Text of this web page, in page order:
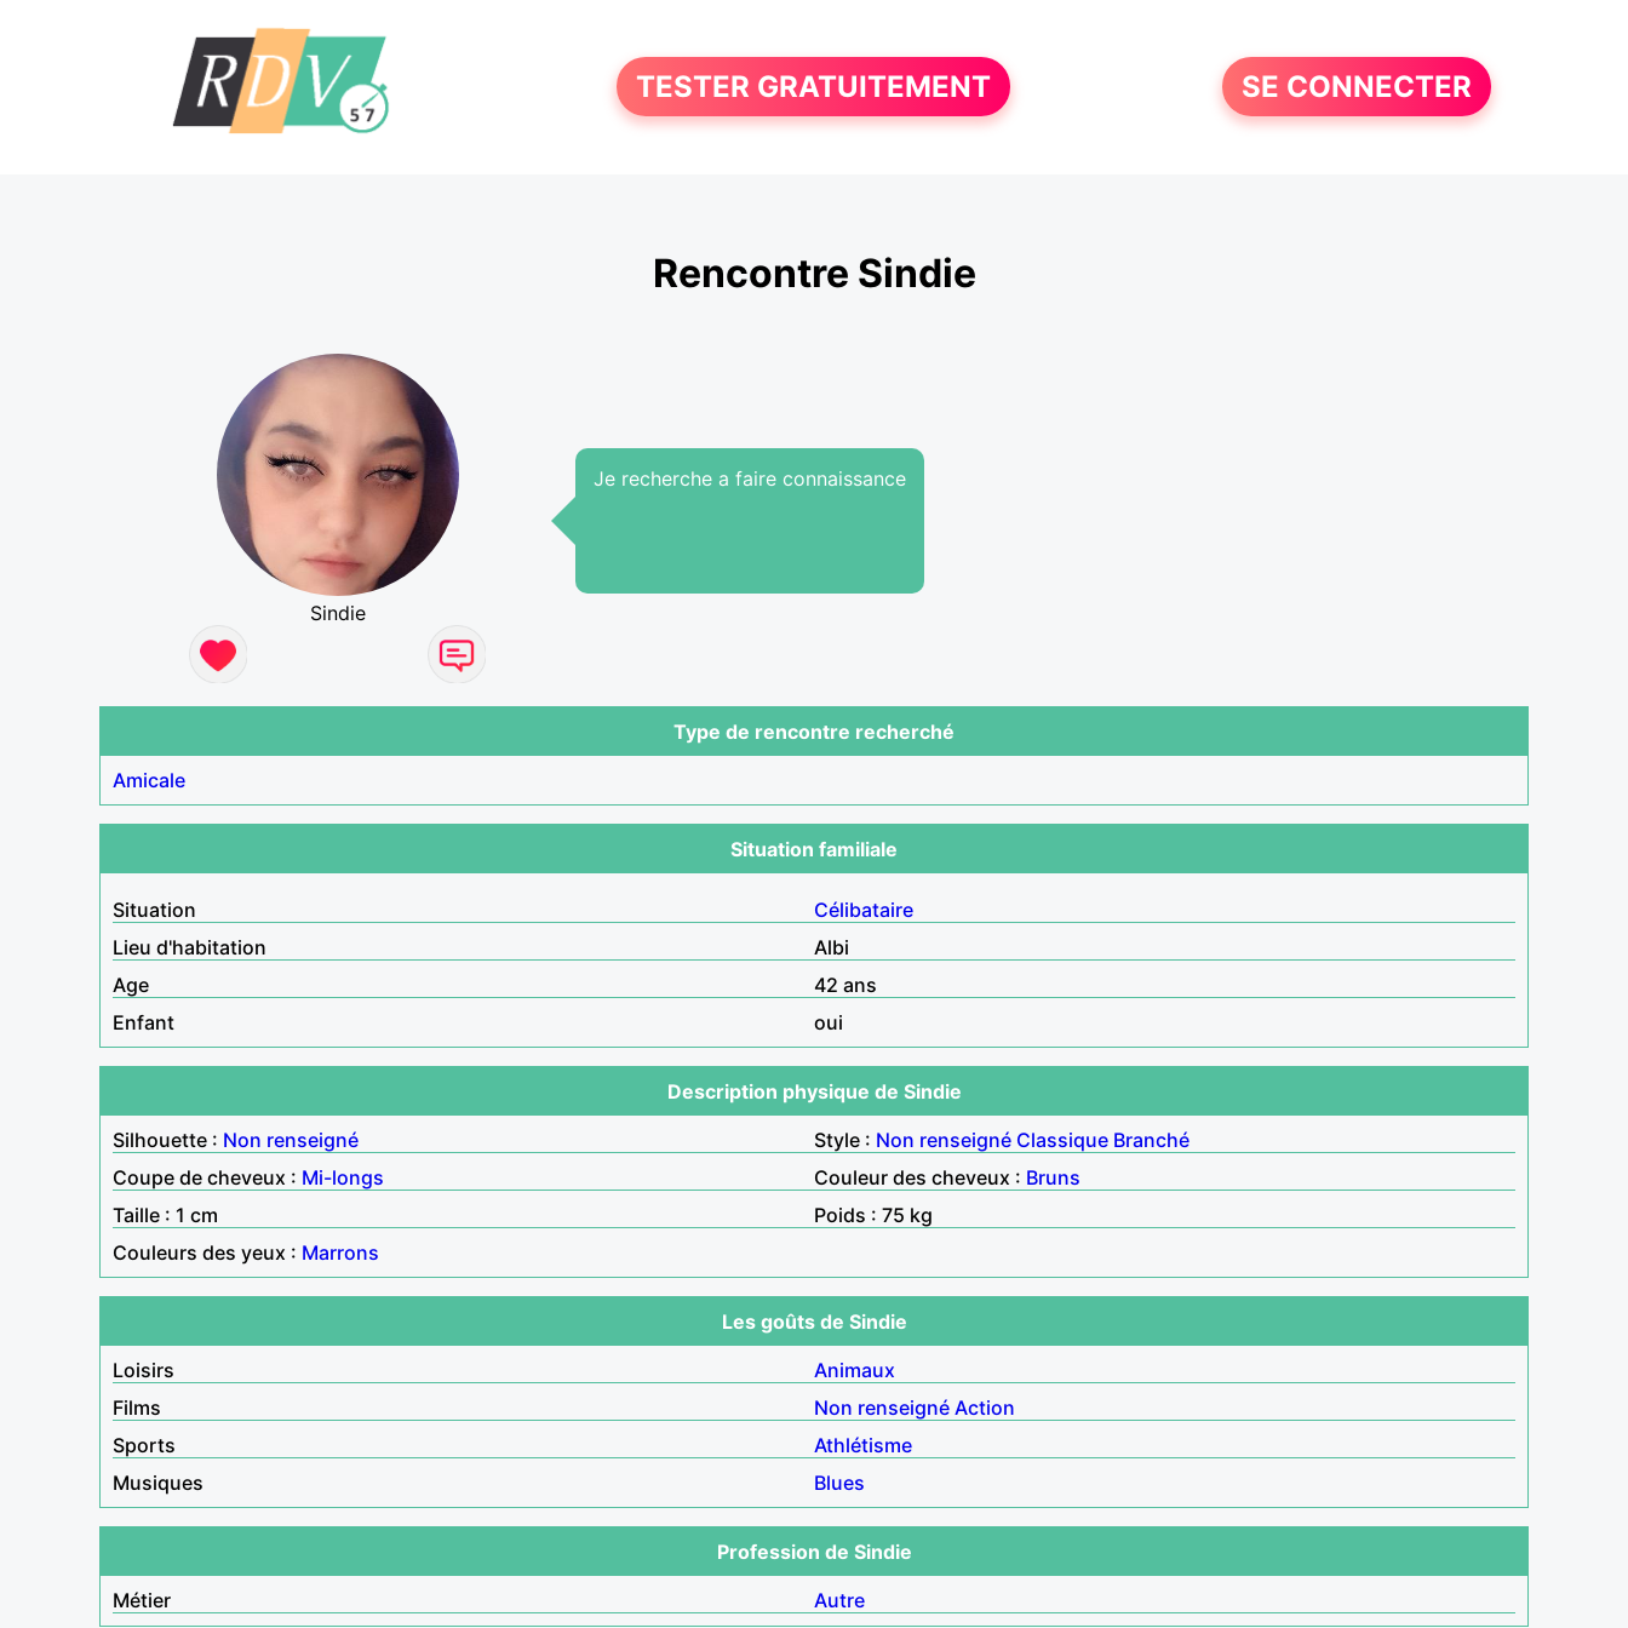
TESTER GRATUITEMENT SE CONNECTER
Rencontre Sindie
Sindie
Je recherche a faire connaissance
Type de rencontre recherché
Amicale
Situation familiale
Situation
Célibataire
Lieu d'habitation
Albi
Age
42 ans
Enfant
oui
Description physique de Sindie
Silhouette : Non renseigné Style : Non renseigné Classique Branché
Coupe de cheveux : Mi-longs Couleur des cheveux : Bruns
Taille : 1 cm
Poids : 75 kg
Couleurs des yeux : Marrons
Les goûts de Sindie
Loisirs
Animaux
Films
Non renseigné Action
Sports
Athlétisme
Musiques
Blues
Profession de Sindie
Métier
Autre